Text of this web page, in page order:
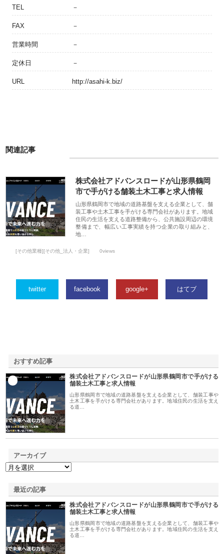
TEL －
FAX －
営業時間 －
定休日 －
URL http://asahi-k.biz/
関連記事
株式会社アドバンスロードが山形県鶴岡
市で手がける舗装土木工事と求人情報
山形県鶴岡市で地域の道路基盤を支える企業として、舗
装工事や土木工事を手がける専門会社があります。地域
住民の生活を支える道路整備から、公共施設周辺の環境
整備まで、幅広い工事実績を持つ企業の取り組みと、
地…
[その他業種][その他_法人・企業] 0views
twitter facebook google+ はてブ
おすすめ記事
株式会社アドバンスロードが山形県鶴岡市で手がける
舗装土木工事と求人情報
山形県鶴岡市で地域の道路基盤を支える企業として、舗装工事や
土木工事を手がける専門会社があります。地域住民の生活を支え
る道…
アーカイブ
最近の記事
株式会社アドバンスロードが山形県鶴岡市で手がける
舗装土木工事と求人情報
山形県鶴岡市で地域の道路基盤を支える企業として、舗装工事や
土木工事を手がける専門会社があります。地域住民の生活を支え
る道…